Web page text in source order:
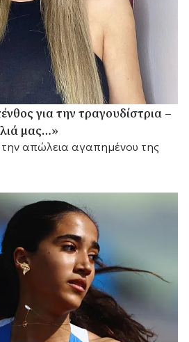
για την τραγουδίστρια –
μας…»
απώλεια αγαπημένου της